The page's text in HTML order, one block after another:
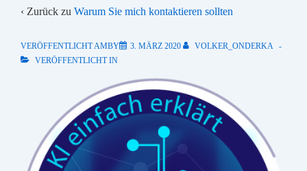
‹ Zurück zu Warum Sie mich kontaktieren sollten
VERÖFFENTLICHT AMBY 3. MÄRZ 2020
VOLKER_ONDERKA
VERÖFFENTLICHT IN